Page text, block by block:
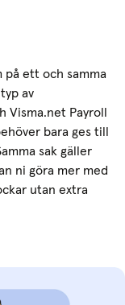
på ett och samma
av
Payroll
bara ges till
sak gäller
ni göra mer med
utan extra